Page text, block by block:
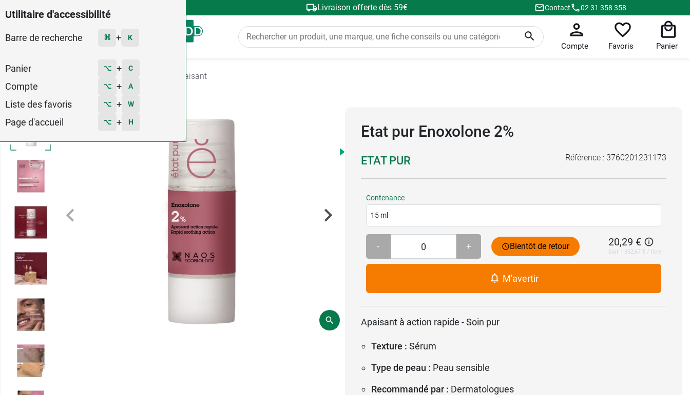
Utilitaire d'accessibilité
Barre de recherche ⌘ + K
Panier ⌥ + C
Compte ⌥ + A
Liste des favoris ⌥ + W
Page d'accueil ⌥ + H
Livraison offerte dès 59€ Contact 02 31 358 358
Menu
Compte Favoris Panier
Apaisant
Etat pur Enoxolone 2%
ETAT PUR Référence : 3760201231173
Contenance
15 ml
- + Bientôt de retour 20,29 €
Soit 1 352,67 € / litre
M'avertir
Apaisant à action rapide - Soin pur
Texture : Sérum
Type de peau : Peau sensible
Recommandé par : Dermatologues